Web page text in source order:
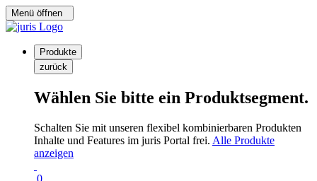
Menü öffnen
Produkte
zurück
Wählen Sie bitte ein Produktsegment.
Schalten Sie mit unseren flexibel kombinierbaren Produkten
Inhalte und Features im juris Portal frei. Alle Produkte
anzeigen
0